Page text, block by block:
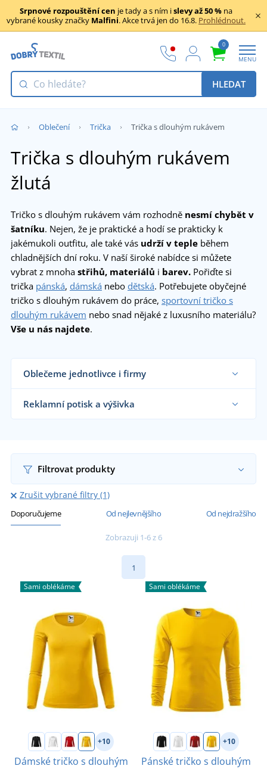
Srpnové rozpouštění cen je tady a s ním islevy až 50 % na
vybrané kousky značky Malfini. Akce trvá jen do 16.8. Prohlédnout.
0
MENU
HLEDAT
Oblečení Trička Trička s dlouhým rukávem
Trička s dlouhým rukávem
žlutá
Tričko s dlouhým rukávem vám rozhodně nesmí chybět v
šatníku. Nejen, že je praktické a hodí se prakticky k
jakémukoli outfitu, ale také vás udrží v teple během
chladnějších dní roku. V naší široké nabídce si můžete
vybrat z mnoha střihů, materiálů i barev. Pořiďte si
trička pánská, dámská nebo dětská. Potřebujete obyčejné
tričko s dlouhým rukávem do práce, sportovní tričko s
dlouhým rukávem nebo snad nějaké z luxusního materiálu?
Vše u nás najdete.
Oblečeme jednotlivce i firmy
Dodáváme trička reklamním agenturám, firmám,
obchodníkům s textilem, školám i koncovým
zákazníkům již od 1 kusu.
Chci vědět více
Reklamní potisk a výšivka
Filtrovat produkty
Zrušit vybrané filtry (1)
Doporučujeme Od nejlevnějšího Od nejdražšího
Zobrazuji 1-6 z 6
1
Sami oblékáme
+10
Dámské tričko s dlouhým
Sami oblékáme
+10
Pánské tričko s dlouhým